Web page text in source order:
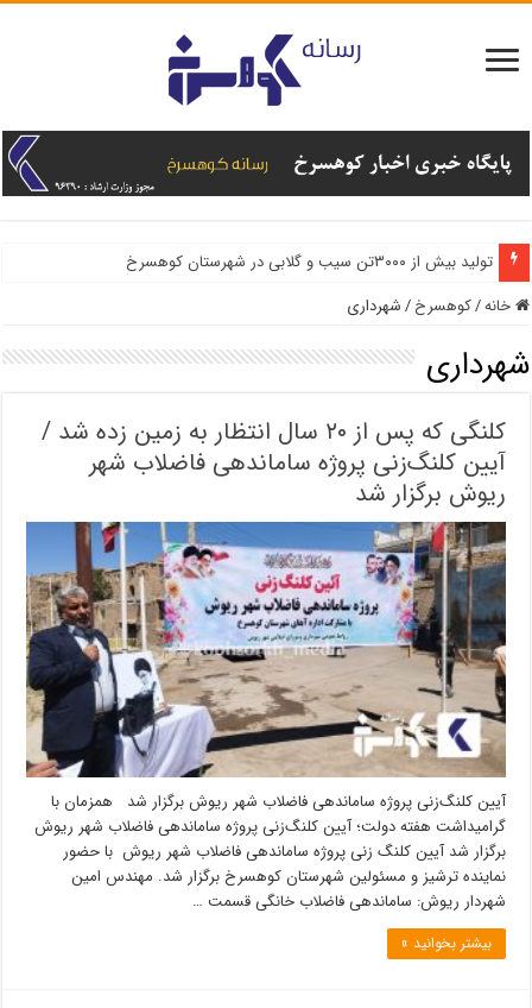
تولید بیش از ۳۰۰۰تن سیب و گلابی در شهرستان کوهسرخ
خانه/کوهسرخ /شهرداری
شهرداری
کلنگی که پس از ۲۰ سال انتظار به زمین زده شد /
آیین کلنگ‌زنی پروژه ساماندهی فاضلاب شهر
ریوش برگزار شد
آیین کلنگ‌زنی پروژه ساماندهی فاضلاب شهر ریوش برگزار شد همزمان با
گرامیداشت هفته دولت؛ آیین کلنگ‌زنی پروژه ساماندهی فاضلاب شهر ریوش
برگزار شد آیین کلنگ زنی پروژه ساماندهی فاضلاب شهر ریوش با حضور
نماینده ترشیز و مسئولین شهرستان کوهسرخ برگزار شد. مهندس امین
شهردار ریوش: ساماندهی فاضلاب خانگی قسمت …
بیشتر بخوانید »